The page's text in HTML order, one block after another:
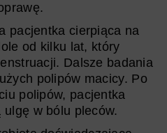
pacjentka cierpiąca na
od kilku lat, który
Dalsze badania
polipów macicy. Po
polipów, pacjentka
ulgę w bólu pleców.